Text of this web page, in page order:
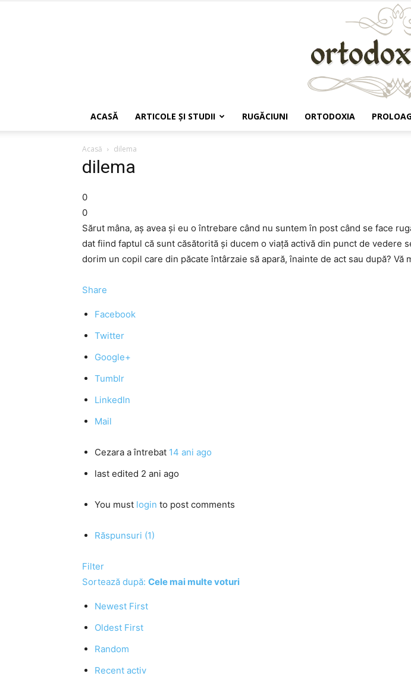
ACASĂ ARTICOLE ŞI STUDII RUGĂCIUNI ORTODOXIA
Acasă dilema
dilema
0
0
Sărut mâna, aş avea şi eu o întrebare când nu suntem în post când se face
dat fiind faptul că sunt căsătorită şi ducem o viaţă activă din punct de vedere
dorim un copil care din păcate întârzaie să apară, înainte de act sau după? Vă
Share
Facebook
Twitter
Google+
Tumblr
LinkedIn
Mail
Cezara a întrebat 14 ani ago
last edited 2 ani ago
You must login to post comments
Răspunsuri (1)
Filter
Sortează după: Cele mai multe voturi
Newest First
Oldest First
Random
Recent activ